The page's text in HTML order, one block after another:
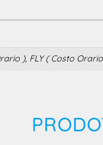
), FLY ( Costo